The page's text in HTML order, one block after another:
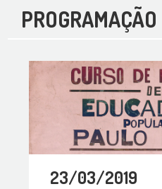
PROGRAMAÇÃO
23/03/2019